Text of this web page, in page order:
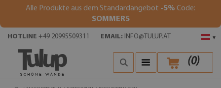
Alle Produkte aus dem Standardangebot -5% Code:
SOMMER5
▾
HOTLINE +49 20995509311 EMAIL: INFO@TULUP.AT
(0)